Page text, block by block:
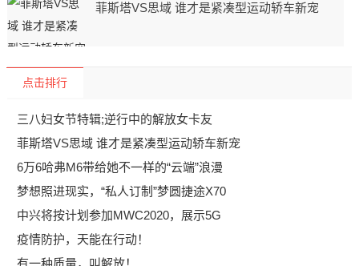
菲斯塔VS思域 谁才是紧凑型运动轿车新宠
点击排行
三八妇女节特辑;逆行中的解放女卡友
菲斯塔VS思域 谁才是紧凑型运动轿车新宠
6万6哈弗M6带给她不一样的“云端”浪漫
梦想照进现实，“私人订制”梦圆捷途X70
中兴将按计划参加MWC2020，展示5G
疫情防护，天能在行动！
有一种质量，叫解放！